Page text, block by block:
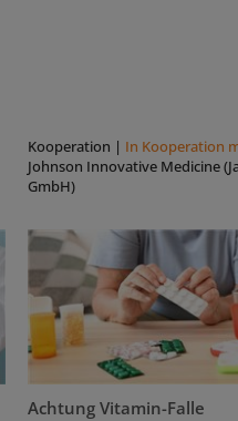
Kooperation | In Kooperation
Johnson Innovative Medicine
GmbH)
Achtung Vitamin-Falle